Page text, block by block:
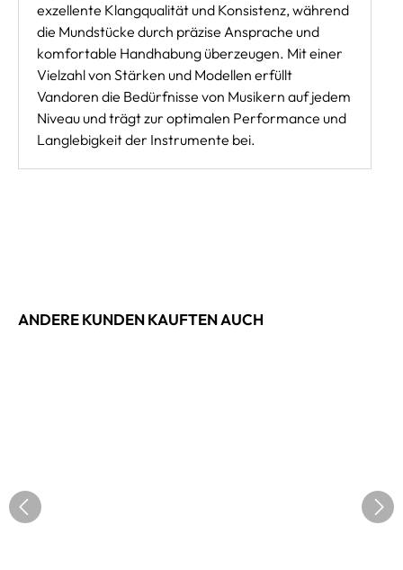
exzellente Klangqualität und Konsistenz, während
die Mundstücke durch präzise Ansprache und
komfortable Handhabung überzeugen. Mit einer
Vielzahl von Stärken und Modellen erfüllt
Vandoren die Bedürfnisse von Musikern auf jedem
Niveau und trägt zur optimalen Performance und
Langlebigkeit der Instrumente bei.
ANDERE KUNDEN KAUFTEN AUCH